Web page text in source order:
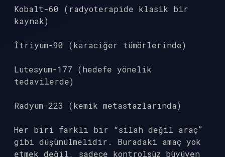
Kobalt-60 (radyoterapide klasik bir
kaynak)
İtriyum-90 (karaciğer tümörlerinde)
Lutesyum-177 (hedefe yönelik
tedavilerde)
Radyum-223 (kemik metastazlarında)
Her biri farklı bir “silah değil araç”
gibi düşünülmelidir. Buradaki amaç yok
etmek değil, sadece kontrolsüz büyüyen